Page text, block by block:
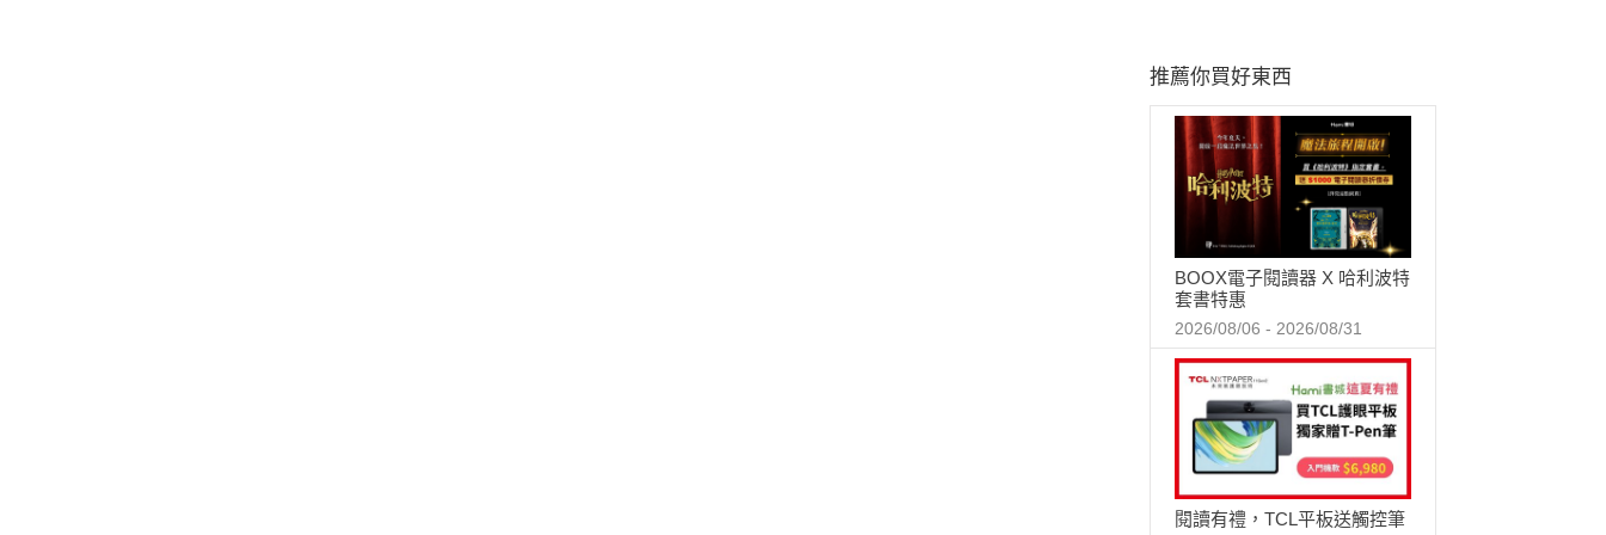
推薦你買好東西
BOOX電子閱讀器 X 哈利波特
套書特惠
2026/08/06 - 2026/08/31
閱讀有禮，TCL平板送觸控筆